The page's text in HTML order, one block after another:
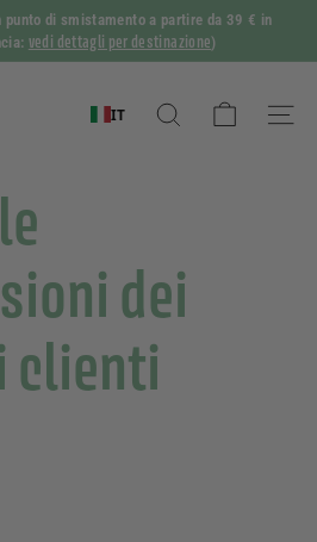
Mostra
diapositive
punto di smistamento a partire da 39 € in
vedi dettagli per destinazione)
IT
Ricerca
dei
clienti